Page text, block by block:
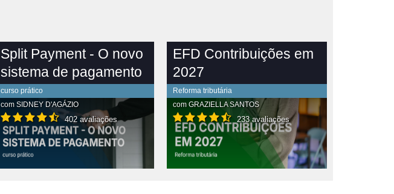
Split Payment - O novo
sistema de pagamento
curso prático
com SIDNEY D'AGÁZIO
402 avaliações
EFD Contribuições em
2027
Reforma tributária
comGRAZIELLA SANTOS
233 avaliações
VER CONTEÚDO COMPLETO